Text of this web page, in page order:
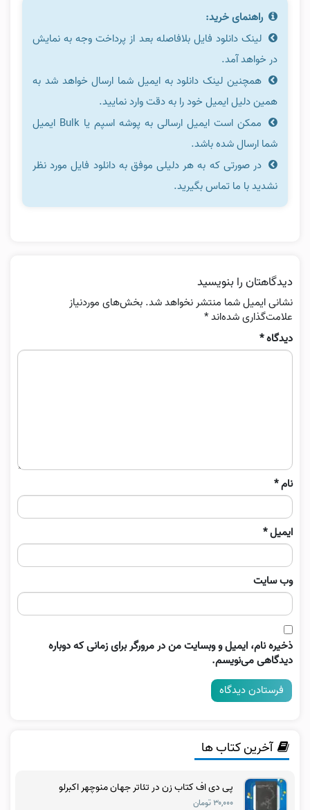
راهنمای خرید:
لینک دانلود فایل بلافاصله بعد از پرداخت وجه به نمایش
در خواهد آمد.
همچنین لینک دانلود به ایمیل شما ارسال خواهد شد به
همین دلیل ایمیل خود را به دقت وارد نمایید.
ممکن است ایمیل ارسالی به پوشه اسپم یا Bulk ایمیل
شما ارسال شده باشد.
در صورتی که به هر دلیلی موفق به دانلود فایل مورد نظر
نشدید با ما تماس بگیرید.
دیدگاهتان را بنویسید
نشانی ایمیل شما منتشر نخواهد شد. بخش‌های موردنیاز
علامت‌گذاری شده‌اند*
دیدگاه*
نام*
ایمیل*
وب‌ سایت
ذخیره نام، ایمیل و وبسایت من در مرورگر برای زمانی که دوباره
دیدگاهی می‌نویسم.
آخرین کتاب ها
پی دی اف کتاب زن در تئاتر جهان منوچهر اکبرلو
۳۰,۰۰۰ تومان